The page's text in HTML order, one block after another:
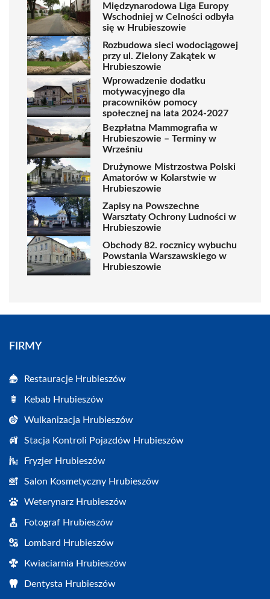
Międzynarodowa Liga Europy
Wschodniej w Celności odbyła
się w Hrubieszowie
Rozbudowa sieci wodociągowej
przy ul. Zielony Zakątek w
Hrubieszowie
Wprowadzenie dodatku
motywacyjnego dla
pracowników pomocy
społecznej na lata 2024-2027
Bezpłatna Mammografia w
Hrubieszowie – Terminy w
Wrześniu
Drużynowe Mistrzostwa Polski
Amatorów w Kolarstwie w
Hrubieszowie
Zapisy na Powszechne
Warsztaty Ochrony Ludności w
Hrubieszowie
Obchody 82. rocznicy wybuchu
Powstania Warszawskiego w
Hrubieszowie
FIRMY
Restauracje Hrubieszów
Kebab Hrubieszów
Wulkanizacja Hrubieszów
Stacja Kontroli Pojazdów Hrubieszów
Fryzjer Hrubieszów
Salon Kosmetyczny Hrubieszów
Weterynarz Hrubieszów
Fotograf Hrubieszów
Lombard Hrubieszów
Kwiaciarnia Hrubieszów
Dentysta Hrubieszów